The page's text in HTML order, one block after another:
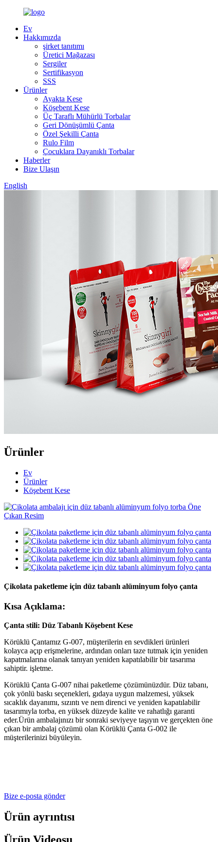
Ev
Hakkımızda
şirket tanıtımı
Üretici Mağazası
Sergiler
Sertifikasyon
SSS
Ürünler
Ayakta Kese
Köşebent Kese
Üç Taraflı Mühürlü Torbalar
Geri Dönüşümlü Çanta
Özel Şekilli Çanta
Rulo Film
Çocuklara Dayanıklı Torbalar
Haberler
Bize Ulaşın
English
Ürünler
Ev
Ürünler
Köşebent Kese
Çikolata paketleme için düz tabanlı alüminyum folyo çanta
Kısa Açıklama:
Çanta stili: Düz Tabanlı Köşebent Kese
Körüklü Çantamız G-007, müşterilerin en sevdikleri ürünleri
kolayca açıp erişmelerine, ardından onları taze tutmak için yeniden
kapatmalarına olanak tanıyan yeniden kapatılabilir bir tasarıma
sahiptir. işletme.
Körüklü Çanta G-007 nihai paketleme çözümünüzdür. Düz tabanı,
çok yönlü baskı seçenekleri, gıdaya uygun malzemesi, yüksek
sıcaklık dayanımı, sızıntı ve nem direnci ve yeniden kapatılabilir
tasarımıyla torba, en yüksek düzeyde kalite ve rahatlığı garanti
eder.Ürün ambalajınızı bir sonraki seviyeye taşıyın ve gerçekten öne
çıkan bir ambalaj çözümü olan Körüklü Çanta G-002 ile
müşterilerinizi büyüleyin.
Bize e-posta gönder
Ürün ayrıntısı